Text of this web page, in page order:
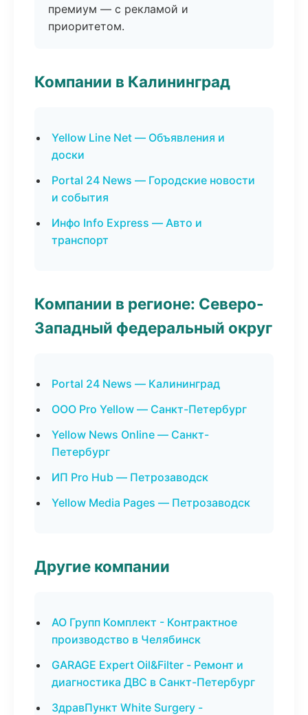
премиум — с рекламой и
приоритетом.
Компании в Калининград
Yellow Line Net — Объявления и
доски
Portal 24 News — Городские новости
и события
Инфо Info Express — Авто и
транспорт
Компании в регионе: Северо-
Западный федеральный округ
Portal 24 News — Калининград
ООО Pro Yellow — Санкт-Петербург
Yellow News Online — Санкт-
Петербург
ИП Pro Hub — Петрозаводск
Yellow Media Pages — Петрозаводск
Другие компании
АО Групп Комплект - Контрактное
производство в Челябинск
GARAGE Expert Oil&Filter - Ремонт и
диагностика ДВС в Санкт-Петербург
ЗдравПункт White Surgery -